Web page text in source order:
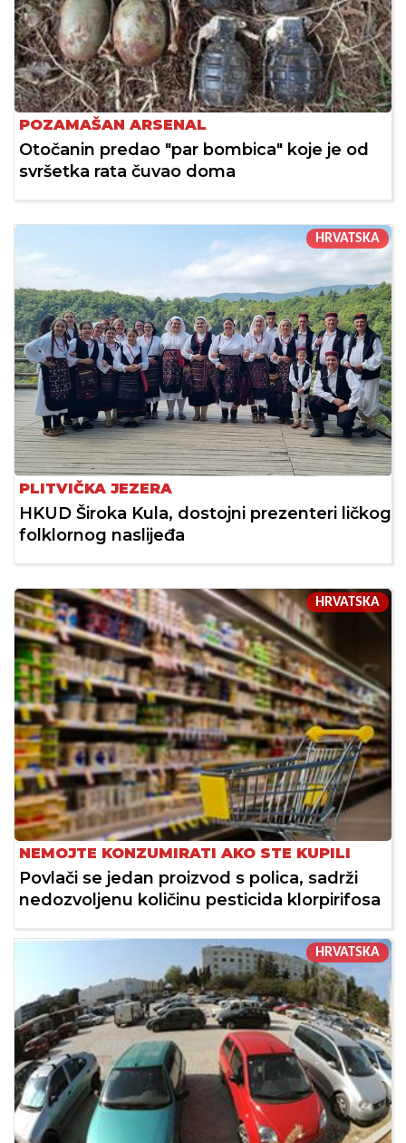
POZAMAŠAN ARSENAL
Otočanin predao "par bombica" koje je od
svršetka rata čuvao doma
HRVATSKA
PLITVIČKA JEZERA
HKUD Široka Kula, dostojni prezenteri ličkog
folklornog naslijeđa
HRVATSKA
NEMOJTE KONZUMIRATI AKO STE KUPILI
Povlači se jedan proizvod s polica, sadrži
nedozvoljenu količinu pesticida klorpirifosa
HRVATSKA